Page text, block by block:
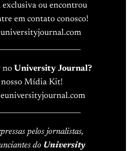
ou encontrou
em contato conosco!
no University Journal?
nosso Mídia Kit!
pelos jornalistas,
do University